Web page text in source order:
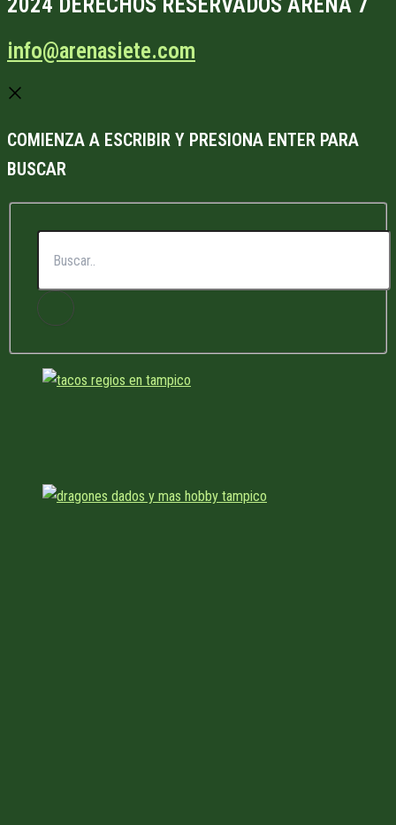
info@arenasiete.com
COMIENZA A ESCRIBIR Y PRESIONA ENTER PARA
BUSCAR